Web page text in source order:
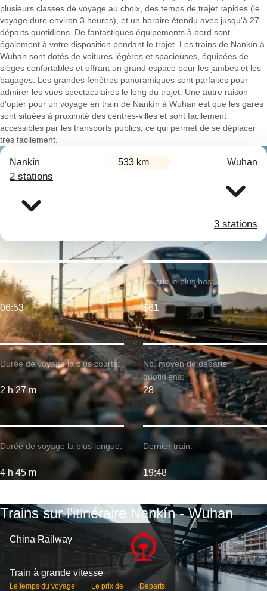
plusieurs classes de voyage au choix, des temps de trajet rapides (le
voyage dure environ 3 heures), et un horaire étendu avec jusqu'à 27
départs quotidiens. De fantastiques équipements à bord sont
également à votre disposition pendant le trajet. Les trains de Nankín à
Wuhan sont dotés de voitures légères et spacieuses, équipées de
sièges confortables et offrant un grand espace pour les jambes et les
bagages. Les grandes fenêtres panoramiques sont parfaites pour
admirer les vues spectaculaires le long du trajet. Une autre raison
d'opter pour un voyage en train de Nankín à Wuhan est que les gares
sont situées à proximité des centres-villes et sont facilement
accessibles par les transports publics, ce qui permet de se déplacer
très facilement.
Nankín 533 km Wuhan
2 stations
3 stations
Durée de voyage la plus courte:
2 h 27 m
Premier train:
06:53
Durée de voyage la plus longue:
4 h 45 m
Le prix le plus bas:
$61
Nb. moyen de départs
quotidiens:
28
Dernier train:
19:48
Trains sur l’itinéraire Nankín - Wuhan
China Railway
Train à grande vitesse
Le temps du voyage Le prix de Départs